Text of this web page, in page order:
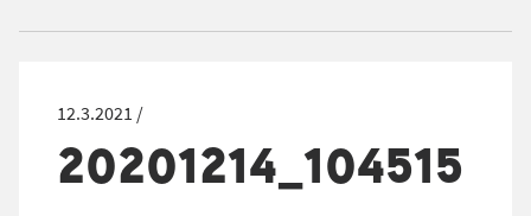
12.3.2021 /
20201214_104515